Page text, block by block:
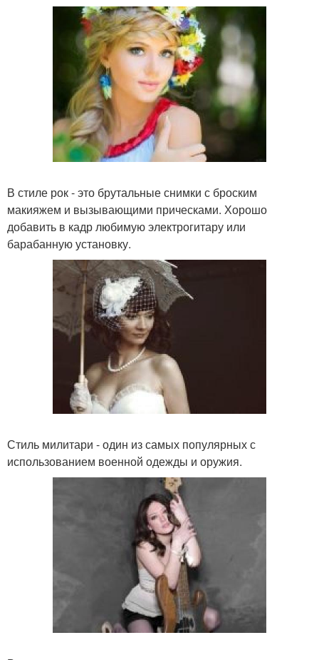
В стиле рок - это брутальные снимки с броским
макияжем и вызывающими прическами. Хорошо
добавить в кадр любимую электрогитару или
барабанную установку.
Стиль милитари - один из самых популярных с
использованием военной одежды и оружия.